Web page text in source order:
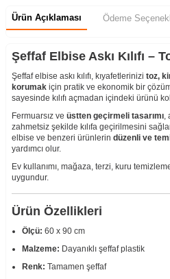
Ürün Açıklaması Ödeme
Şeffaf Elbise Askı Kılıfı –
Şeffaf elbise askı kılıfı, kıyafetlerinizi toz,
korumak için pratik ve ekonomik bir
sayesinde kılıfı açmadan içindeki ürünü
Fermuarsız ve üstten geçirmeli tasarımı,
zahmetsiz şekilde kılıfa geçirilmesini
elbise ve benzeri ürünlerin düzenli ve
yardımcı olur.
Ev kullanımı, mağaza, terzi, kuru
uygundur.
Ürün Özellikleri
Ölçü: 60 x 90 cm
Malzeme: Dayanıklı şeffaf plastik
Renk: Tamamen şeffaf